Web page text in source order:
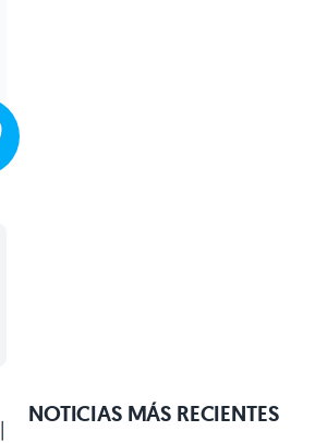
|
NOTICIAS MÁS RECIENTES